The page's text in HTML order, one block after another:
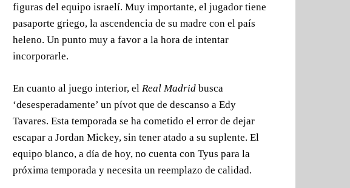
figuras del equipo israelí. Muy importante, el jugador tiene
pasaporte griego, la ascendencia de su madre con el país
heleno. Un punto muy a favor a la hora de intentar
incorporarle.
En cuanto al juego interior, el Real Madrid busca
‘desesperadamente’ un pívot que de descanso a Edy
Tavares. Esta temporada se ha cometido el error de dejar
escapar a Jordan Mickey, sin tener atado a su suplente. El
equipo blanco, a día de hoy, no cuenta con Tyus para la
próxima temporada y necesita un reemplazo de calidad.